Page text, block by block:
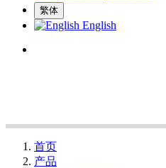
繁体
English
首页
产品